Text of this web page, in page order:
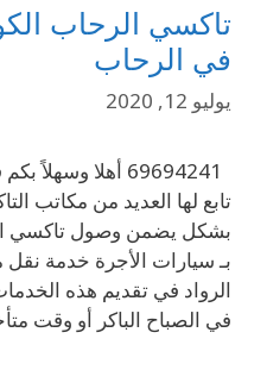
تاكسي الرحاب
في الرحاب
يوليو 12, 2020
69694241 أهلا
تابع لها العديد من مكاتب
بشكل يضمن وصول تاكسي
بـ سيارات الأجرة خدمة
الرواد في تقديم هذه
في الصباح الباكر أو وقت